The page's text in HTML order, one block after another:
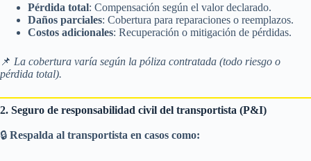
Pérdida total: Compensación según el valor declarado.
Daños parciales: Cobertura para reparaciones o reemplazos.
Costos adicionales: Recuperación o mitigación de pérdidas.
📌 La cobertura varía según la póliza contratada (todo riesgo o
pérdida total).
2. Seguro de responsabilidad civil del transportista (P&I)
🔒 Respalda al transportista en casos como: